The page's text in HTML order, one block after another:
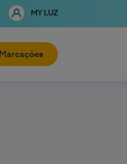
MY LUZ
Marcações